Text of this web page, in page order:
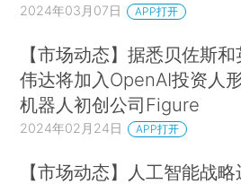
2024年03月07日 APP打开
【市场动态】据悉贝佐斯和
伟达将加入OpenAI投资人
机器人初创公司Figure
2024年02月24日 APP打开
【市场动态】人工智能战略